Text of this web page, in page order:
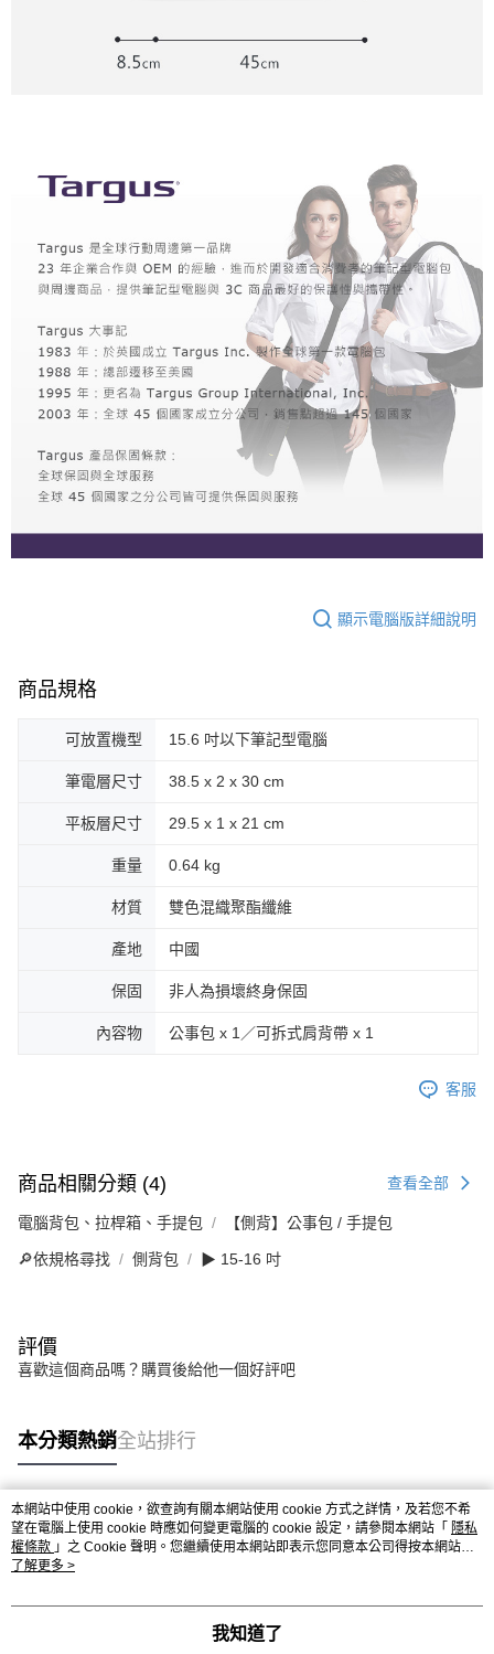
顯示電腦版詳細說明
商品規格
可放置機型 15.6 吋以下筆記型電腦
筆電層尺寸 38.5 x 2 x 30 cm
平板層尺寸 29.5 x 1 x 21 cm
重量 0.64 kg
材質 雙色混織聚酯纖維
產地 中國
保固 非人為損壞終身保固
內容物 公事包 x 1／可拆式肩背帶 x 1
客服
商品相關分類 (4) 查看全部
電腦背包、拉桿箱、手提包 【側背】公事包 / 手提包
🔎依規格尋找 側背包 ▶ 15-16 吋
評價
喜歡這個商品嗎？購買後給他一個好評吧
本分類熱銷全站排行
熱門標籤
本網站中使用 cookie，欲查詢有關本網站使用 cookie 方式之詳情，及若您不希
望在電腦上使用 cookie 時應如何變更電腦的 cookie 設定，請參閱本網站「 隱私
權條款 」之 Cookie 聲明。您繼續使用本網站即表示您同意本公司得按本網站使
用條款之 Cookie 聲明使用 cookie。
了解更多 >
我知道了